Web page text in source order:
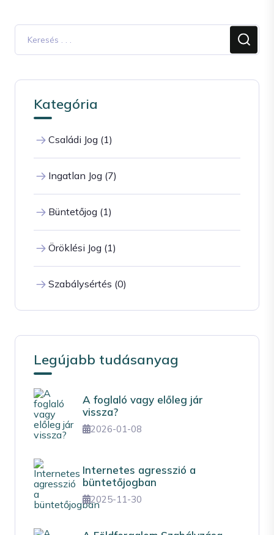
Kategória
Családi Jog (1)
Ingatlan Jog (7)
Büntetőjog (1)
Öröklési Jog (1)
Szabálysértés (0)
Legújabb tudásanyag
A foglaló vagy előleg jár
vissza?
2026-01-08
Internetes agresszió a
büntetőjogban
2025-11-30